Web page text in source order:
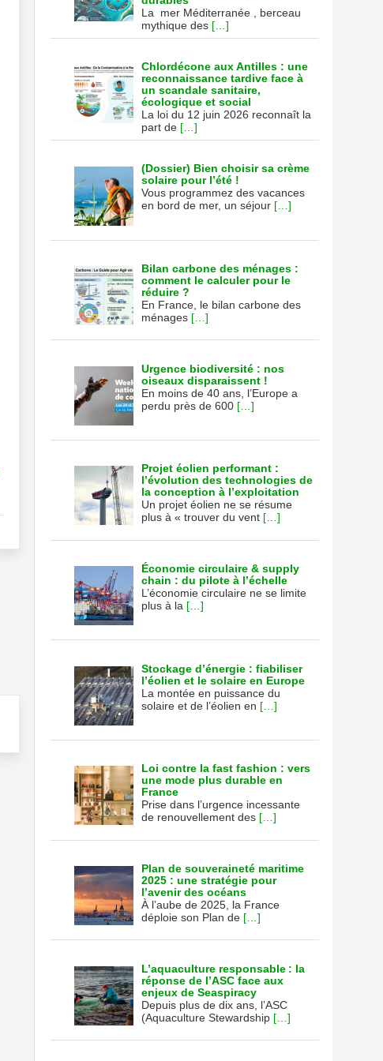
La mer Méditerranée , berceau
mythique des […]
Chlordécone aux Antilles : une
reconnaissance tardive face à
un scandale sanitaire,
écologique et social
La loi du 12 juin 2026 reconnaît la
part de […]
(Dossier) Bien choisir sa crème
solaire pour l’été !
Vous programmez des vacances
en bord de mer, un séjour […]
Bilan carbone des ménages :
comment le calculer pour le
réduire ?
En France, le bilan carbone des
ménages […]
Urgence biodiversité : nos
oiseaux disparaissent !
En moins de 40 ans, l’Europe a
perdu près de 600 […]
Projet éolien performant :
l’évolution des technologies de
la conception à l’exploitation
Un projet éolien ne se résume
plus à « trouver du vent […]
Économie circulaire & supply
chain : du pilote à l’échelle
L’économie circulaire ne se limite
plus à la […]
Stockage d’énergie : fiabiliser
l’éolien et le solaire en Europe
La montée en puissance du
solaire et de l’éolien en […]
Loi contre la fast fashion : vers
une mode plus durable en
France
Prise dans l’urgence incessante
de renouvellement des […]
Plan de souveraineté maritime
2025 : une stratégie pour
l’avenir des océans
À l’aube de 2025, la France
déploie son Plan de […]
L’aquaculture responsable : la
réponse de l’ASC face aux
enjeux de Seaspiracy
Depuis plus de dix ans, l’ASC
(Aquaculture Stewardship […]